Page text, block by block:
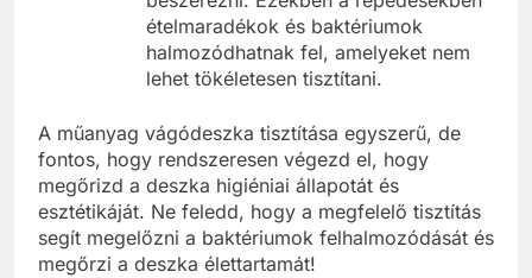
ételmaradékok és baktériumok
halmozódhatnak fel, amelyeket nem
lehet tökéletesen tisztítani.
A műanyag vágódeszka tisztítása egyszerű, de
fontos, hogy rendszeresen végezd el, hogy
megőrizd a deszka higiéniai állapotát és
esztétikáját. Ne feledd, hogy a megfelelő tisztítás
segít megelőzni a baktériumok felhalmozódását és
megőrzi a deszka élettartamát!